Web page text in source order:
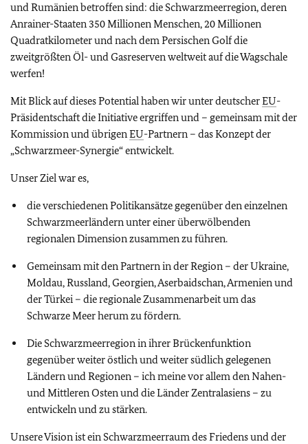
und Rumänien betroffen sind: die Schwarzmeerregion, deren
Anrainer-Staaten 350 Millionen Menschen, 20 Millionen
Quadratkilometer und nach dem Persischen Golf die
zweitgrößten Öl- und Gasreserven weltweit auf die Wagschale
werfen!
Mit Blick auf dieses Potential haben wir unter deutscherEU-
Präsidentschaft die Initiative ergriffen und – gemeinsam mit der
Kommission und übrigenEU-Partnern – das Konzept der
„Schwarzmeer-Synergie“ entwickelt.
Unser Ziel war es,
die verschiedenen Politikansätze gegenüber den einzelnen
Schwarzmeerländern unter einer überwölbenden
regionalen Dimension zusammen zu führen.
Gemeinsam mit den Partnern in der Region – der Ukraine,
Moldau, Russland, Georgien, Aserbaidschan, Armenien und
der Türkei – die regionale Zusammenarbeit um das
Schwarze Meer herum zu fördern.
Die Schwarzmeerregion in ihrer Brückenfunktion
gegenüber weiter östlich und weiter südlich gelegenen
Ländern und Regionen – ich meine vor allem den Nahen-
und Mittleren Osten und die Länder Zentralasiens – zu
entwickeln und zu stärken.
Unsere Vision ist ein Schwarzmeerraum des Friedens und der